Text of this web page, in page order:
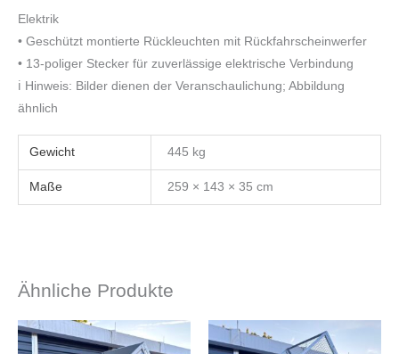
Elektrik
• Geschützt montierte Rückleuchten mit Rückfahrscheinwerfer
• 13-poliger Stecker für zuverlässige elektrische Verbindung
ℹ️ Hinweis: Bilder dienen der Veranschaulichung; Abbildung
ähnlich
Gewicht 445 kg
Maße 259 × 143 × 35 cm
Ähnliche Produkte